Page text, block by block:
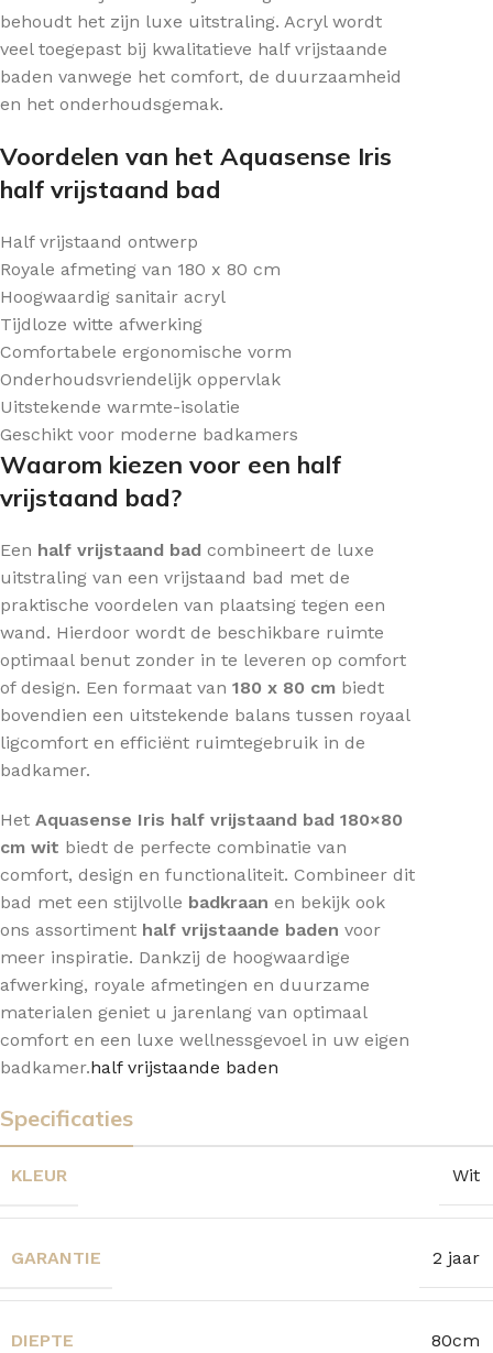
behoudt het zijn luxe uitstraling. Acryl wordt
veel toegepast bij kwalitatieve half vrijstaande
baden vanwege het comfort, de duurzaamheid
en het onderhoudsgemak.
Voordelen van het Aquasense Iris
half vrijstaand bad
Half vrijstaand ontwerp
Royale afmeting van 180 x 80 cm
Hoogwaardig sanitair acryl
Tijdloze witte afwerking
Comfortabele ergonomische vorm
Onderhoudsvriendelijk oppervlak
Uitstekende warmte-isolatie
Geschikt voor moderne badkamers
Waarom kiezen voor een half
vrijstaand bad?
Een half vrijstaand bad combineert de luxe
uitstraling van een vrijstaand bad met de
praktische voordelen van plaatsing tegen een
wand. Hierdoor wordt de beschikbare ruimte
optimaal benut zonder in te leveren op comfort
of design. Een formaat van 180 x 80 cm biedt
bovendien een uitstekende balans tussen royaal
ligcomfort en efficiënt ruimtegebruik in de
badkamer.
Het Aquasense Iris half vrijstaand bad 180×80
cm wit biedt de perfecte combinatie van
comfort, design en functionaliteit. Combineer dit
bad met een stijlvolle badkraan en bekijk ook
ons assortiment half vrijstaande baden voor
meer inspiratie. Dankzij de hoogwaardige
afwerking, royale afmetingen en duurzame
materialen geniet u jarenlang van optimaal
comfort en een luxe wellnessgevoel in uw eigen
badkamer.half vrijstaande baden
Specificaties
KLEUR Wit
GARANTIE 2 jaar
DIEPTE 80cm